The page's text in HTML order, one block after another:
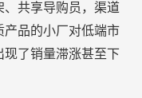
、共享导购员，渠道
产品的小厂对低端市
现了销量滞涨甚至下